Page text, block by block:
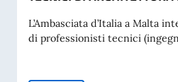
L’Ambasciata d’Italia a Malta
di professionisti tecnici